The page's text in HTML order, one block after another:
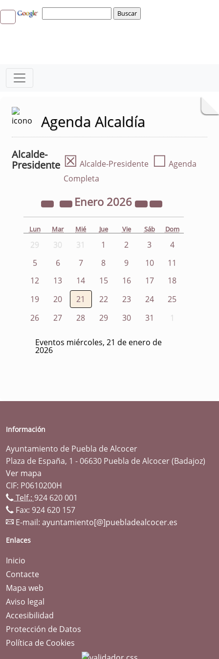
Agenda Alcaldía
Alcalde-
Presidente ☒ Alcalde-Presidente ☐ Agenda
Completa
Enero 2026
Lun Mar Mié Jue Vie Sáb Dom
29 30 31 1 2 3
4
5
6 7 8 9 10
11
12
13 14 15 16 17
18
19
20 21 22 23 24
25
26
27 28 29 30 31 1
Eventos miércoles, 21 de enero de
2026
Información
Ayuntamiento de Puebla de Alcocer
Plaza de España, 1 - 06630 Puebla de Alcocer (Badajoz)
Ver mapa
CIF: P0610200H
Telf.: 924 620 001
Fax: 924 620 157
E-mail: ayuntamiento[@]puebladealcocer.es
Enlaces
Inicio
Contacte
Mapa web
Aviso legal
Accesibilidad
Protección de Datos
Política de Cookies